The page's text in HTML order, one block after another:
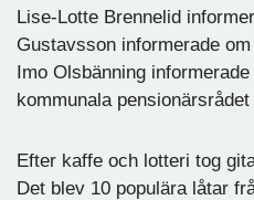
Lise-Lotte Brennelid
Gustavsson informerade
Imo Olsbänning
kommunala
Efter kaffe och lotteri tog
Det blev 10 populära låtar